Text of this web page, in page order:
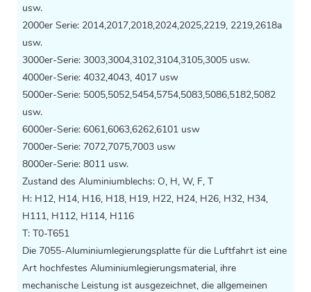
usw.
2000er Serie: 2014,2017,2018,2024,2025,2219, 2219,2618a
usw.
3000er-Serie: 3003,3004,3102,3104,3105,3005 usw.
4000er-Serie: 4032,4043, 4017 usw
5000er-Serie: 5005,5052,5454,5754,5083,5086,5182,5082
usw.
6000er-Serie: 6061,6063,6262,6101 usw
7000er-Serie: 7072,7075,7003 usw
8000er-Serie: 8011 usw.
Zustand des Aluminiumblechs: O, H, W, F, T
H: H12, H14, H16, H18, H19, H22, H24, H26, H32, H34,
H111, H112, H114, H116
T: T0-T651
Die 7055-Aluminiumlegierungsplatte für die Luftfahrt ist eine
Art hochfestes Aluminiumlegierungsmaterial, ihre
mechanische Leistung ist ausgezeichnet, die allgemeinen